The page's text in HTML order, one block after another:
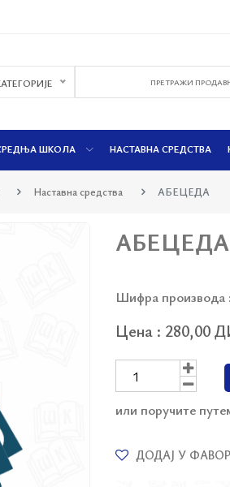
ШКОЛА НАСТАВНА СРЕДСТВА
Наставна средства АБЕЦЕДА
АБЕЦЕДА
Шифра производа :
Цена : 280,00
или поручите
ДОДАЈ У